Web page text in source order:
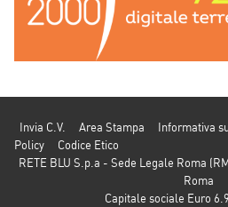
Invia C.V. Area Stampa Informativa
Policy
Codice Etico
RETE BLU S.p.a - Sede Legale Roma
Roma
Capitale sociale Euro